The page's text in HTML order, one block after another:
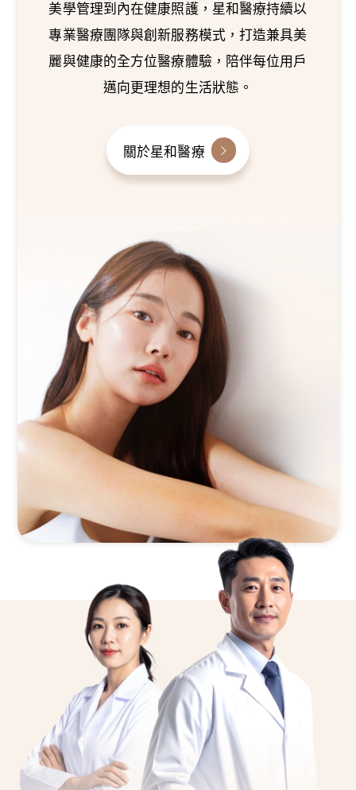
美學管理到內在健康照護，星和醫療持續以
專業醫療團隊與創新服務模式，打造兼具美
麗與健康的全方位醫療體驗，陪伴每位用戶
邁向更理想的生活狀態。
關於星和醫療